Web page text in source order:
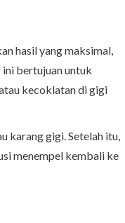
hasil yang maksimal,
ini bertujuan untuk
kecoklatan di gigi
karang gigi. Setelah itu,
menempel kembali ke